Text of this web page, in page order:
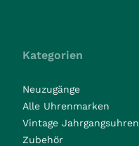
Kategorien
Neuzugänge
Alle Uhrenmarken
Vintage Jahrgangsuhren
Zubehör